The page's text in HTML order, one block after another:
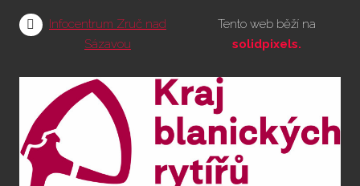
Infocentrum Zruč nad
Sázavou
Tento web běží na
solidpixels.